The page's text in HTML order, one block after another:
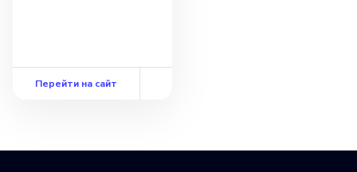
Перейти на сайт